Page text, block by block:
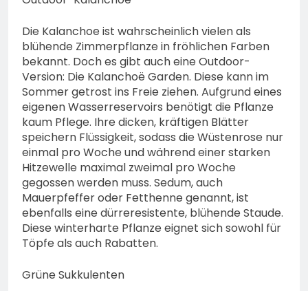
Die Kalanchoe ist wahrscheinlich vielen als
blühende Zimmerpflanze in fröhlichen Farben
bekannt. Doch es gibt auch eine Outdoor-
Version: Die Kalanchoë Garden. Diese kann im
Sommer getrost ins Freie ziehen. Aufgrund eines
eigenen Wasserreservoirs benötigt die Pflanze
kaum Pflege. Ihre dicken, kräftigen Blätter
speichern Flüssigkeit, sodass die Wüstenrose nur
einmal pro Woche und während einer starken
Hitzewelle maximal zweimal pro Woche
gegossen werden muss. Sedum, auch
Mauerpfeffer oder Fetthenne genannt, ist
ebenfalls eine dürreresistente, blühende Staude.
Diese winterharte Pflanze eignet sich sowohl für
Töpfe als auch Rabatten.
Grüne Sukkulenten